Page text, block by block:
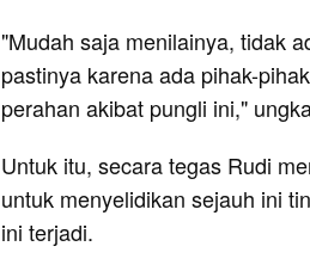
"Mudah saja menilainya, tidak
pastinya karena ada pihak-
perahan akibat pungli ini,"
Untuk itu, secara tegas Rudi
untuk menyelidikan sejauh ini
ini terjadi.